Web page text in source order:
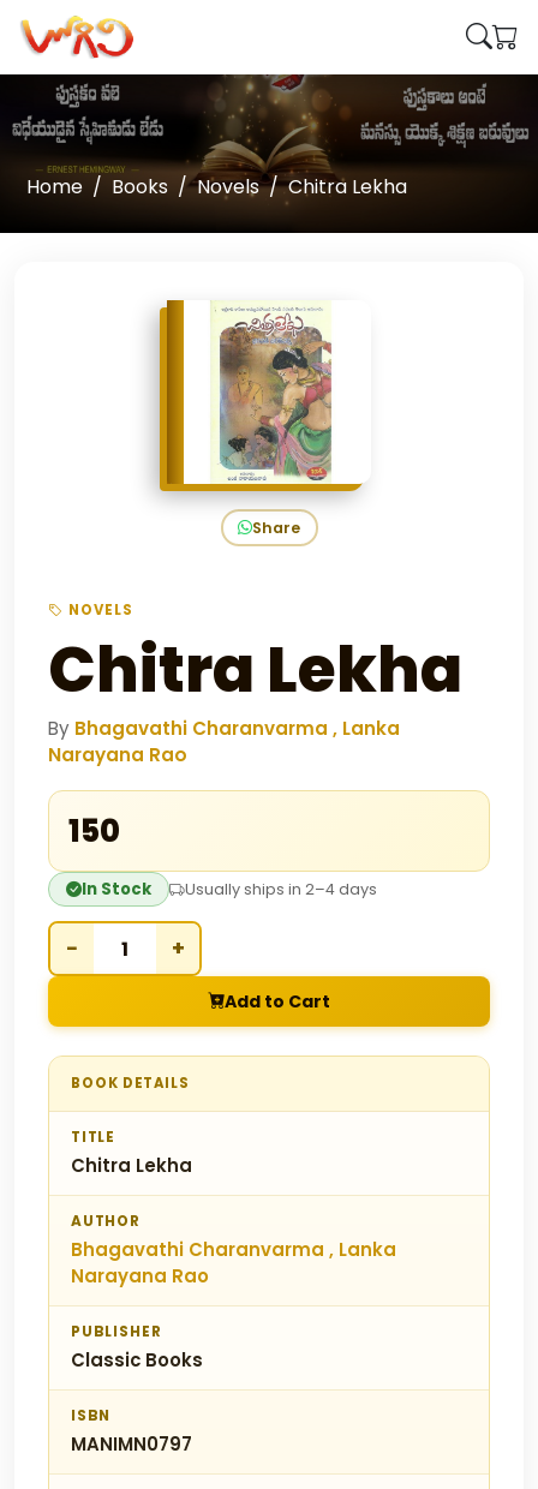
Home Books Novels Chitra Lekha
Share
NOVELS
Chitra Lekha
By Bhagavathi Charanvarma , Lanka
Narayana Rao
₹150
In Stock Usually ships in 2–4 days
− +
Add to Cart
BOOK DETAILS
TITLE
Chitra Lekha
AUTHOR
Bhagavathi Charanvarma , Lanka
Narayana Rao
PUBLISHER
Classic Books
ISBN
MANIMN0797